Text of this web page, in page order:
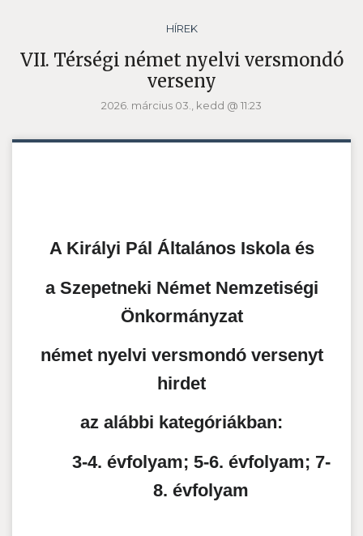
HÍREK
VII. Térségi német nyelvi versmondó
verseny
2026. március 03., kedd @ 11:23
A Királyi Pál Általános Iskola és
a Szepetneki Német Nemzetiségi
Önkormányzat
német nyelvi versmondó versenyt
hirdet
az alábbi kategóriákban:
3-4. évfolyam; 5-6. évfolyam; 7-
8. évfolyam